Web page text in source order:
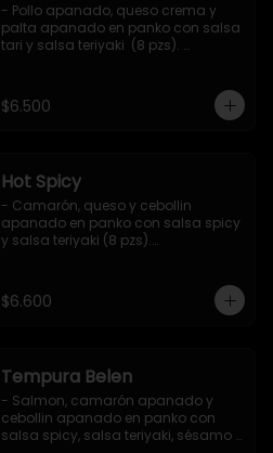
- Pollo apanado, queso crema y
palta apanado en panko con salsa
tari y salsa teriyaki  (8 pzs).
$6.500
Hot Spicy
- Camarón, queso y cebollin
apanado en panko con salsa spicy
y salsa teriyaki (8 pzs).
$6.600
Tempura Belen
- Salmon, camarón apanado y
cebollin apanado en panko con
salsa spicy, salsa teriyaki, sésamo